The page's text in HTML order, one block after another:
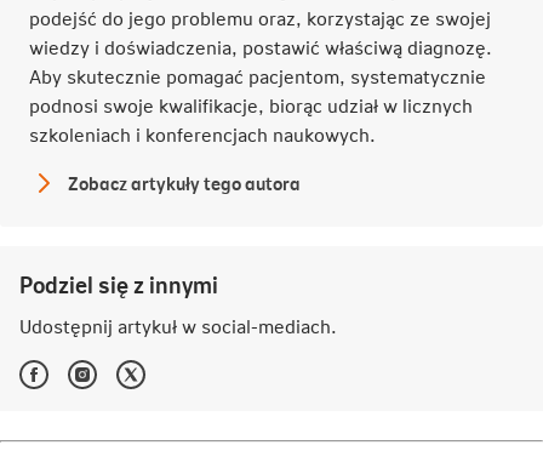
podejść do jego problemu oraz, korzystając ze swojej
wiedzy i doświadczenia, postawić właściwą diagnozę.
Aby skutecznie pomagać pacjentom, systematycznie
podnosi swoje kwalifikacje, biorąc udział w licznych
szkoleniach i konferencjach naukowych.
lek.
Zobacz artykuły tego autora
Podziel się z innymi
Udostępnij artykuł w social-mediach.
Facebook
-
się
Instagram
-
się
Twitter
-
się